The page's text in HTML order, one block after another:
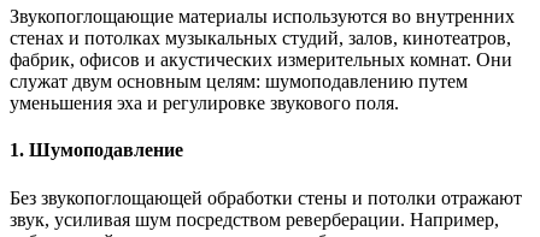
Звукопоглощающие материалы используются во внутренних
стенах и потолках музыкальных студий, залов, кинотеатров,
фабрик, офисов и акустических измерительных комнат. Они
служат двум основным целям: шумоподавлению путем
уменьшения эха и регулировке звукового поля.
1. Шумоподавление
Без звукопоглощающей обработки стены и потолки отражают
звук, усиливая шум посредством реверберации. Например,